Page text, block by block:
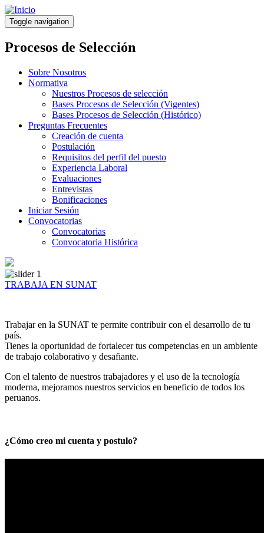
Pasar
al
contenido
principal
Toggle navigation
Procesos de Selección
Sobre Nosotros
Normativa
Nuestros Procesos de selección
Bases Procesos de Selección (Vigentes)
Bases Procesos de Selección (Histórico)
Preguntas Frecuentes
Creación de cuenta
Postulación
Requisitos del perfil del puesto
Experiencia Laboral
Evaluaciones
Entrevistas
Bonificaciones
Iniciar Sesión
Convocatorias
Convocatorias
Convocatoria Histórica
TRABAJA EN SUNAT
Trabajar en la SUNAT te permite contribuir con el desarrollo de tu
país.
Tienes la oportunidad de fortalecer tus competencias en un ambiente
de trabajo colaborativo y desafiante.
Con el talento de nuestros trabajadores y el uso de la tecnología
moderna, mejoramos nuestros servicios en beneficio de todos los
peruanos.
¿Cómo creo mi cuenta y postulo?